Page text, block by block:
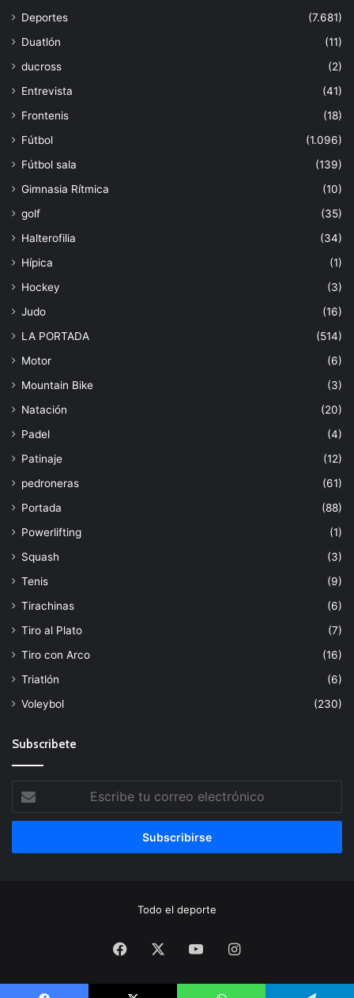
Deportes
(7.681)
Duatlón
(11)
ducross
(2)
Entrevista
(41)
Frontenis
(18)
Fútbol
(1.096)
Fútbol sala
(139)
Gimnasia Rítmica
(10)
golf
(35)
Halterofilia
(34)
Hípica
(1)
Hockey
(3)
Judo
(16)
LA PORTADA
(514)
Motor
(6)
Mountain Bike
(3)
Natación
(20)
Padel
(4)
Patinaje
(12)
pedroneras
(61)
Portada
(88)
Powerlifting
(1)
Squash
(3)
Tenis
(9)
Tirachinas
(6)
Tiro al Plato
(7)
Tiro con Arco
(16)
Triatlón
(6)
Voleybol
(230)
Subscribete
tu
correo
Todo el deporte
Facebook YouTubeInstagram